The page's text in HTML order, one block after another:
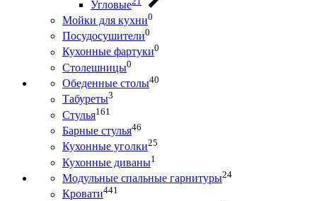
Угловые
Мойки для кухни0
Посудосушители0
Кухонные фартуки0
Столешницы0
Обеденные столы40
Табуреты3
Стулья161
Барные стулья46
Кухонные уголки25
Кухонные диваны1
Модульные спальные гарнитуры24
Кровати441